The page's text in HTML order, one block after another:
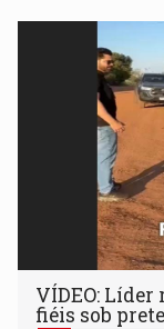
VÍDEO: Líder
fiéis sob